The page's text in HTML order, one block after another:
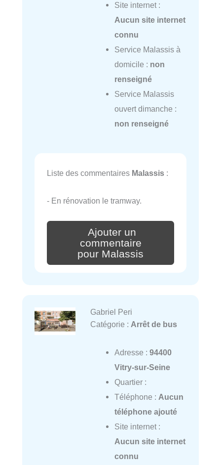
Site internet :
Aucun site internet
connu
Service Malassis à
domicile : non
renseigné
Service Malassis
ouvert dimanche :
non renseigné
Liste des commentaires Malassis :
- En rénovation le tramway.
Ajouter un
commentaire
pour Malassis
Gabriel Peri
Catégorie : Arrêt de bus
Adresse : 94400
Vitry-sur-Seine
Quartier :
Téléphone : Aucun
téléphone ajouté
Site internet :
Aucun site internet
connu